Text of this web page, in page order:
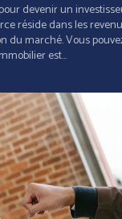
devenir un
réside dans les
du marché. Vous
est...